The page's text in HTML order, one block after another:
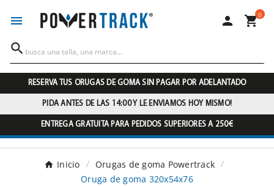
  0

RESERVA TUS ORUGAS DE GOMA SIN PAGAR POR ADELANTADO
PIDA ANTES DE LAS 14:00 Y LE ENVIAMOS HOY MISMO!
ENTREGA GRATUITA PARA PEDIDOS SUPERIORES A 250€
Inicio
Orugas de goma Powertrack
Oruga de goma 320x54x76